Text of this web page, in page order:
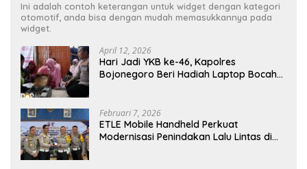
Ini adalah contoh keterangan untuk widget dengan kategori
otomotif, anda bisa dengan mudah memasukkannya pada
widget.
April 12, 2026
Hari Jadi YKB ke-46, Kapolres
Bojonegoro Beri Hadiah Laptop Bocah
Februari 7, 2026
ETLE Mobile Handheld Perkuat
Modernisasi Penindakan Lalu Lintas di